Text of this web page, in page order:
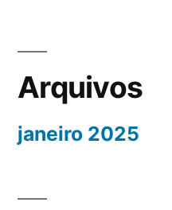
Arquivos
janeiro 2025